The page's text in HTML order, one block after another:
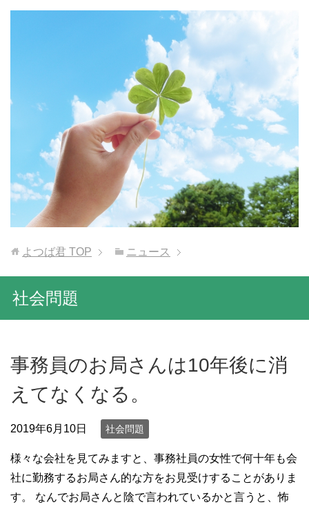
よつば君 TOP ニュース
社会問題
事務員のお局さんは10年後に消
えてなくなる。
2019年6月10日 社会問題
様々な会社を見てみますと、事務社員の女性で何十年も会
社に勤務するお局さん的な方をお見受けすることがありま
す。 なんでお局さんと陰で言われているかと言うと、怖